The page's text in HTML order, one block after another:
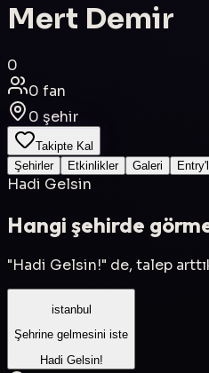
Mert Demir
0
0 fan
0 şehir
Takipte Kal
Şehirler
Etkinlikler Galeri
Hadi Gelsin
Hangi şehirde
"Hadi Gelsin!" de, talep
istanbul
Şehrine gelmesini iste
Hadi Gelsin!